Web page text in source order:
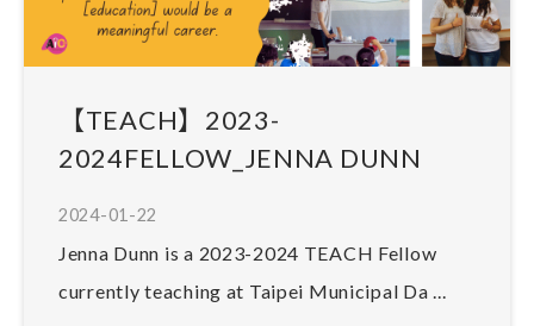
【TEACH】2023-
2024FELLOW_JENNA DUNN
2024-01-22
Jenna Dunn is a 2023-2024 TEACH Fellow
currently teaching at Taipei Municipal Da ...